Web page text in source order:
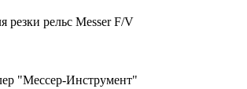
резки рельс Messer F/V
"Мессер-Инструмент"